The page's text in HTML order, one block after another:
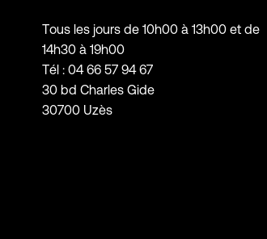
Tous les jours de 10h00 à 13h00 et de
14h30 à 19h00
Tél : 04 66 57 94 67
30 bd Charles Gide
30700 Uzès